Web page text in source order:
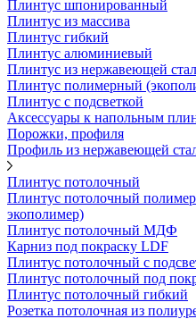
Плинтус шпонированный
Плинтус из массива
Плинтус гибкий
Плинтус алюминиевый
Плинтус из нержавеющей
Плинтус полимерный
Плинтус с подсветкой
Аксессуары к напольным
Порожки, профиля
Профиль из нержавеющей
Плинтус потолочный
Плинтус потолочный
экополимер)
Плинтус потолочный МДФ
Карниз под покраску LDF
Плинтус потолочный с
Плинтус потолочный под
Плинтус потолочный гибкий
Розетка потолочная из